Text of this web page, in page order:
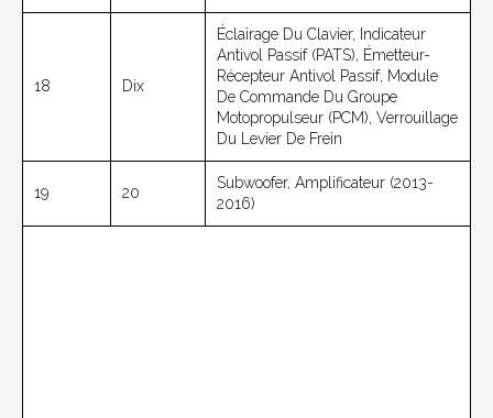
18 Dix
Éclairage Du Clavier, Indicateur
Antivol Passif (PATS), Émetteur-
Récepteur Antivol Passif, Module
De Commande Du Groupe
Motopropulseur (PCM), Verrouillage
Du Levier De Frein
19 20
Subwoofer, Amplificateur (2013-
2016)